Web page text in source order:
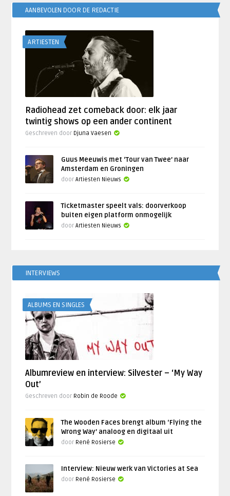
AANBEVOLEN DOOR DE REDACTIE
ARTIESTEN
Radiohead zet comeback door: elk jaar
twintig shows op een ander continent
Geschreven door Djuna Vaesen
Guus Meeuwis met ‘Tour van Twee’ naar
Amsterdam en Groningen
doorArtiesten Nieuws
Ticketmaster speelt vals: doorverkoop
buiten eigen platform onmogelijk
doorArtiesten Nieuws
INTERVIEWS
ALBUMS EN SINGLES
Albumreview en interview: Silvester – ‘My Way
Out’
Geschreven door Robin de Roode
The Wooden Faces brengt album ‘Flying the
Wrong Way’ analoog en digitaal uit
door René Rosierse
Interview: Nieuw werk van Victories at Sea
door René Rosierse